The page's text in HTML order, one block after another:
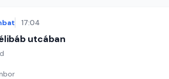
17:04
utcában